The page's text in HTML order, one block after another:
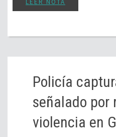
Policía
señalado por
violencia en